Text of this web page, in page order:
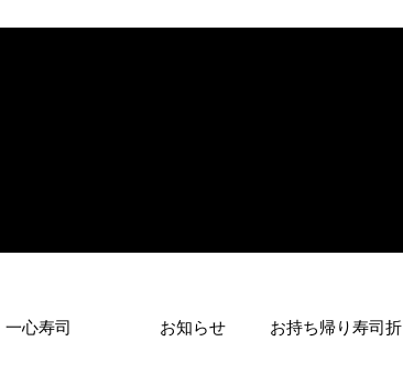
一心寿司 お知らせ お持ち帰り寿司折